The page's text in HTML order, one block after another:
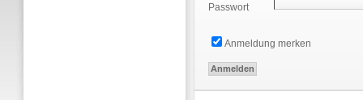
Passwort
Anmeldung merken